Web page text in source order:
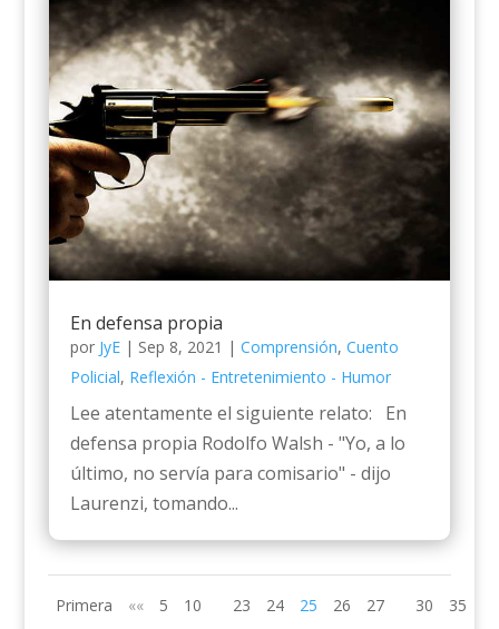
En defensa propia
por JyE| Sep 8, 2021 | Comprensión, Cuento
Policial, Reflexión - Entretenimiento - Humor
Lee atentamente el siguiente relato: En
defensa propia Rodolfo Walsh - "Yo, a lo
último, no servía para comisario" - dijo
Laurenzi, tomando...
Primera «« 5 10 23 24 25 26 27 30 35